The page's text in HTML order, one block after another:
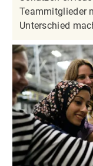
Teammitglieder
Unterschied